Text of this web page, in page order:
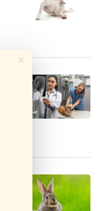
×